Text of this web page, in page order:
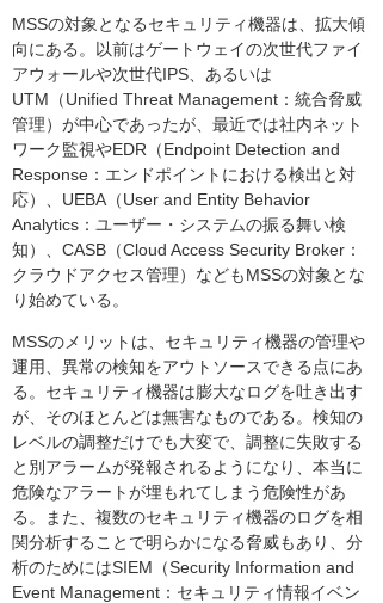
MSSの対象となるセキュリティ機器は、拡大傾
向にある。以前はゲートウェイの次世代ファイ
アウォールや次世代IPS、あるいは
UTM（Unified Threat Management：統合脅威
管理）が中心であったが、最近では社内ネット
ワーク監視やEDR（Endpoint Detection and
Response：エンドポイントにおける検出と対
応）、UEBA（User and Entity Behavior
Analytics：ユーザー・システムの振る舞い検
知）、CASB（Cloud Access Security Broker：
クラウドアクセス管理）などもMSSの対象とな
り始めている。
MSSのメリットは、セキュリティ機器の管理や
運用、異常の検知をアウトソースできる点にあ
る。セキュリティ機器は膨大なログを吐き出す
が、そのほとんどは無害なものである。検知の
レベルの調整だけでも大変で、調整に失敗する
と別アラームが発報されるようになり、本当に
危険なアラートが埋もれてしまう危険性があ
る。また、複数のセキュリティ機器のログを相
関分析することで明らかになる脅威もあり、分
析のためにはSIEM（Security Information and
Event Management：セキュリティ情報イベン